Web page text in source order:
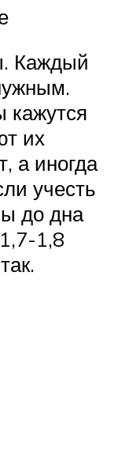
Каждый
кажутся
их
а иногда
учесть
до дна
1,8